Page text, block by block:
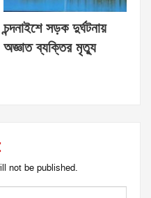
চন্দনাইশে সড়ক দুর্ঘটনায়
অজ্ঞাত ব্যক্তির মৃত্যু
not be published.